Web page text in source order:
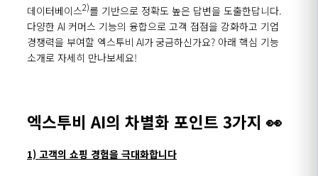
데이터베이스2)를 기반으로 정확도 높은 답변을 도출한답니다.
다양한 AI 커머스 기능의 융합으로 고객 접점을 강화하고 기업
경쟁력을 부여할 엑스투비 AI가궁금하신가요? 아래 핵심 기능
소개로 자세히 만나보세요!
엑스투비 AI의 차별화 포인트 3가지 👀
1) 고객의 쇼핑 경험을 극대화합니다